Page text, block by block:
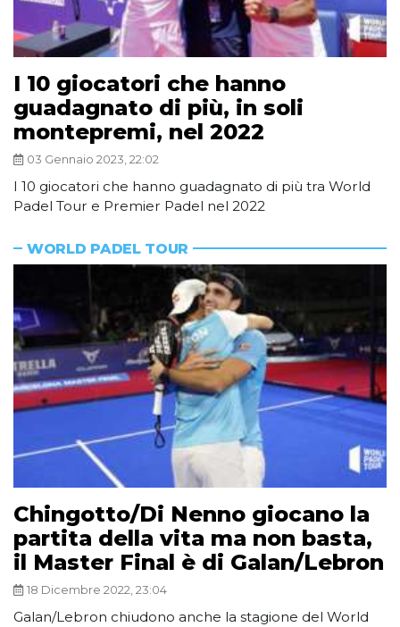
I 10 giocatori che hanno
guadagnato di più, in soli
montepremi, nel 2022
03 Gennaio 2023, 22:02
I 10 giocatori che hanno guadagnato di più tra World
Padel Tour e Premier Padel nel 2022
WORLD PADEL TOUR
Chingotto/Di Nenno giocano la
partita della vita ma non basta,
il Master Final è di Galan/Lebron
18 Dicembre 2022, 23:04
Galan/Lebron chiudono anche la stagione del World